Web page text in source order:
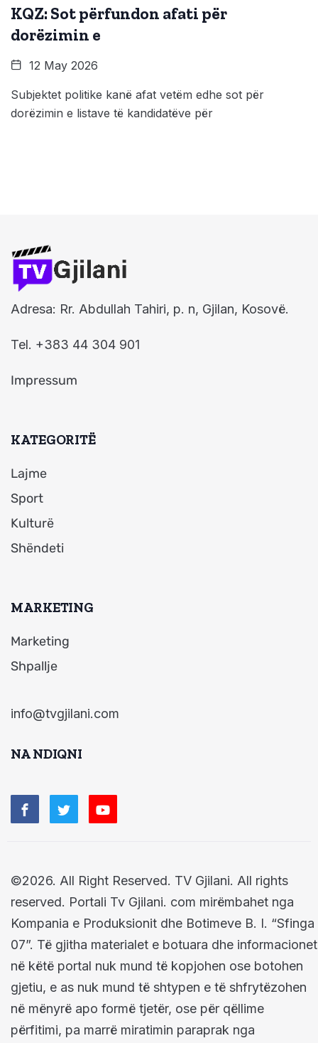
KQZ: Sot përfundon afati për
dorëzimin e
12 May 2026
Subjektet politike kanë afat vetëm edhe sot për
dorëzimin e listave të kandidatëve për
Adresa: Rr. Abdullah Tahiri, p. n, Gjilan, Kosovë.
Tel. +383 44 304 901
Impressum
KATEGORITË
Lajme
Sport
Kulturë
Shëndeti
MARKETING
Marketing
Shpallje
info@tvgjilani.com
NA NDIQNI
©2026. All Right Reserved. TV Gjilani. All rights
reserved. Portali Tv Gjilani. com mirëmbahet nga
Kompania e Produksionit dhe Botimeve B. I. “Sfinga
07”. Të gjitha materialet e botuara dhe informacionet
në këtë portal nuk mund të kopjohen ose botohen
gjetiu, e as nuk mund të shtypen e të shfrytëzohen
në mënyrë apo formë tjetër, ose për qëllime
përfitimi, pa marrë miratimin paraprak nga